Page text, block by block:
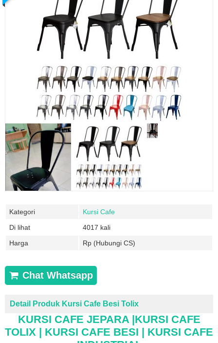
Kategori
Kursi Cafe
Di lihat
4017 kali
Harga
Rp (Hubungi CS)
Chat Whatsapp
Detail Produk Kursi Cafe Besi Tolix
KURSI CAFE JEPARA |KURSI CAFE
TOLIX | KURSI CAFE BESI | KURSI CAFE